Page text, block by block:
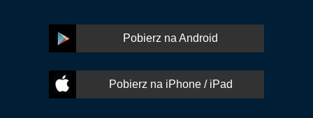
Pobierz na Android
Pobierz na iPhone / iPad